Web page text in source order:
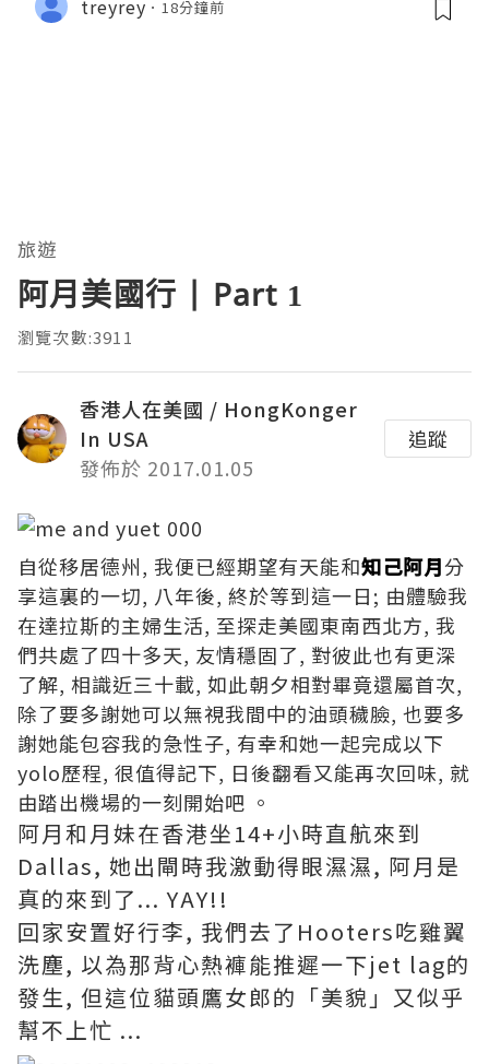
treyrey 18分鐘前
旅遊
阿月美國行 | Part 1
瀏覽次數:3911
香港人在美國 / HongKonger
In USA
發佈於 2017.01.05
追蹤
自從移居德州, 我便已經期望有天能和知己阿月分
享這裏的一切, 八年後, 終於等到這一日; 由體驗我
在達拉斯的主婦生活, 至探走美國東南西北方, 我
們共處了四十多天, 友情穩固了, 對彼此也有更深
了解, 相識近三十載, 如此朝夕相對畢竟還屬首次,
除了要多謝她可以無視我間中的油頭穢臉, 也要多
謝她能包容我的急性子, 有幸和她一起完成以下
yolo歷程, 很值得記下, 日後翻看又能再次回味, 就
由踏出機場的一刻開始吧 。
阿月和月妹在香港坐14+小時直航來到
Dallas, 她出閘時我激動得眼濕濕, 阿月是
真的來到了... YAY!!
回家安置好行李, 我們去了Hooters吃雞翼
洗塵, 以為那背心熱褲能推遲一下jet lag的
發生, 但這位貓頭鷹女郎的「美貌」又似乎
幫不上忙 ...